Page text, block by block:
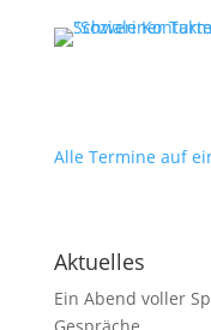
Alle Termine auf
Aktuelles
Ein Abend voller